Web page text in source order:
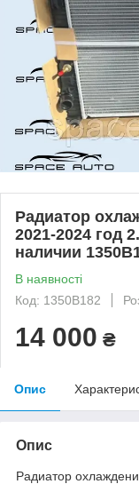
Радиатор
2021-2024 год
наличии
В наявності
Код: 1350B182
14 000 ₴
Опис
Опис
Радиатор